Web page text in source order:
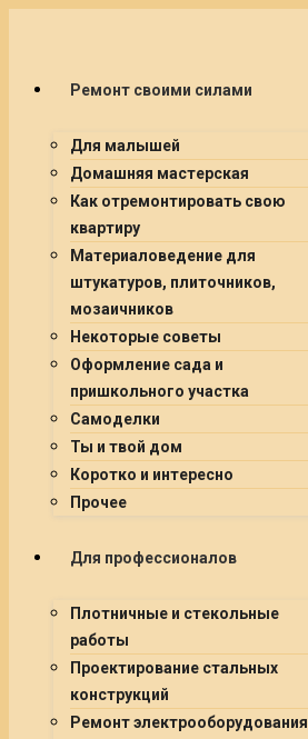
Ремонт своими силами
Для малышей
Домашняя мастерская
Как отремонтировать свою
квартиру
Материаловедение для
штукатуров, плиточников,
мозаичников
Некоторые советы
Оформление сада и
пришкольного участка
Самоделки
Ты и твой дом
Коротко и интересно
Прочее
Для профессионалов
Плотничные и стекольные
работы
Проектирование стальных
конструкций
Ремонт электрооборудования